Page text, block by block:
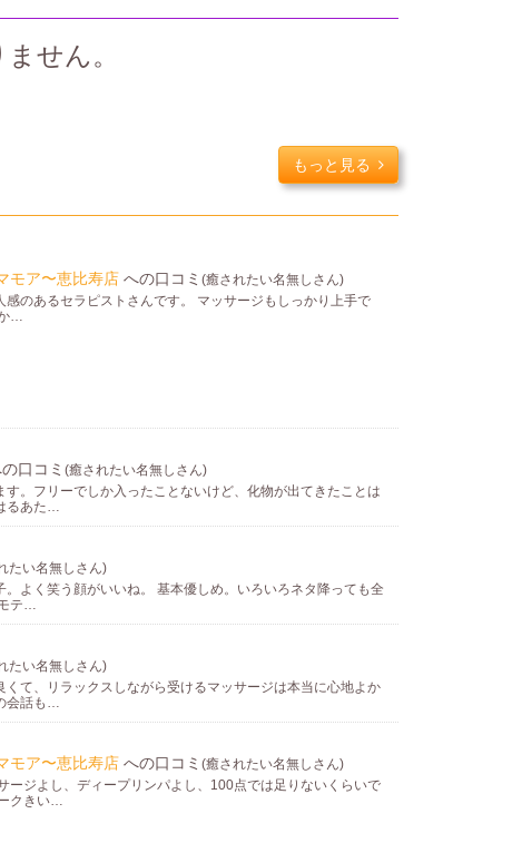
サージ！！！ アロマオイルにもこだわりをもち、匂 ...
の一時を過ごしませんか？どの子も、個性があり可愛いので
しんでください！
せん。
もっと見る
モア〜恵比寿店 への口コミ (癒されたい名無しさん)
のあるセラピストさんです。 マッサージもしっかり上手で
…
口コミ (癒されたい名無しさん)
す。フリーでしか入ったことないけど、化物が出てきたことは
るあた…
たい名無しさん)
。よく笑う顔がいいね。 基本優しめ。いろいろネタ降っても全
テ…
たい名無しさん)
くて、リラックスしながら受けるマッサージは本当に心地よか
会話も…
モア〜恵比寿店 への口コミ (癒されたい名無しさん)
ージよし、ディープリンパよし、100点では足りないくらいで
クきい…